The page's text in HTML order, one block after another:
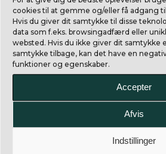
cookies til at gemme og/eller få adgang
Hvis du giver dit samtykke til disse
data som f.eks. browsingadfærd eller
websted. Hvis du ikke giver dit samtykke
samtykke tilbage, kan det have en
funktioner og egenskaber.
Accepter
Afvis
Indstillinger
La Rosaraie de la Passion.